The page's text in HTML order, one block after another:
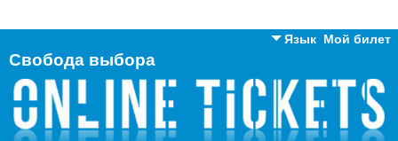
Мой билет
Язык
Английский
Русский
Свобода выбора